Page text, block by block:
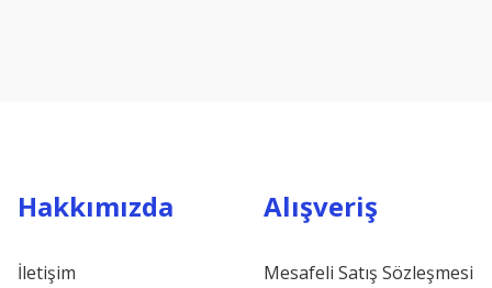
Hakkımızda
İletişim
Alışveriş
Mesafeli Satış Sözleşmesi